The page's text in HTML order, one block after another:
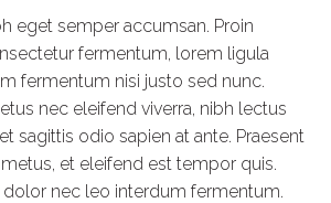
eget semper accumsan. Proin
fermentum, lorem ligula
fermentum nisi justo sed nunc.
nec eleifend viverra, nibh lectus
sagittis odio sapien at ante. Praesent
et eleifend est tempor quis.
nec leo interdum fermentum.